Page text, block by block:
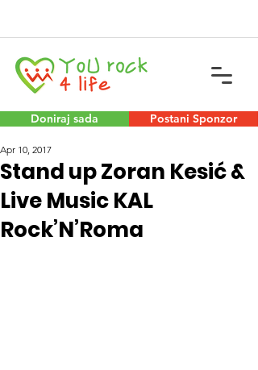
Doniraj sada Postani Sponzor
Stand up Zoran Kesić &
Live Music KAL
Rock’N’Roma
Apr 10, 2017